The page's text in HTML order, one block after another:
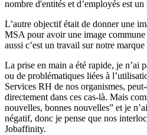
nombre d'entités et d’employés est
L’autre objectif était de donner une
MSA pour avoir une image commune
aussi c’est un travail sur notre
La prise en main a été rapide, je n’ai
ou de problématiques liées à
Services RH de nos organismes,
directement dans ces cas-là. Mais
nouvelles, bonnes nouvelles” et je
négatif, donc je pense que nos
Jobaffinity.